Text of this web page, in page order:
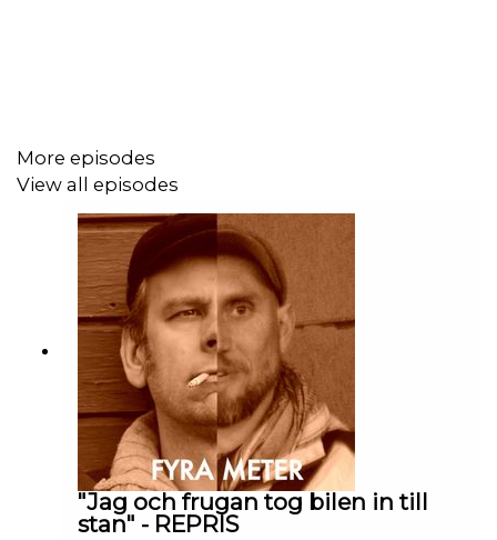
More episodes
View all episodes
"Jag och frugan tog bilen in till
stan" - REPRIS